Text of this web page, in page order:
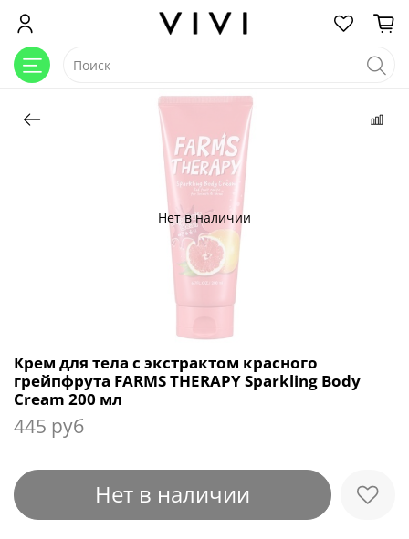
Нет в наличии
Крем для тела с экстрактом красного
грейпфрута FARMS THERAPY Sparkling Body
Cream 200 мл
445 руб
Нет в наличии